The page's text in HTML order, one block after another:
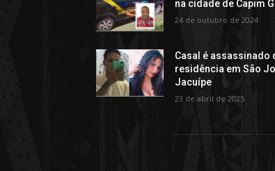
na cidade de Capim
24 de outubro de 2024
Casal é assassinado
residência em São
Jacuípe
23 de abril de 2025